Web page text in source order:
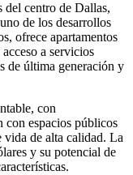
del centro de Dallas,
de los desarrollos
ofrece apartamentos
a servicios
de última generación y
con
espacios públicos
de alta calidad. La
y su potencial de